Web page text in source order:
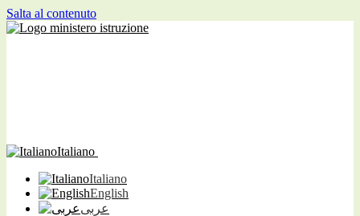
Salta al contenuto
Italiano
Italiano
English
عربى